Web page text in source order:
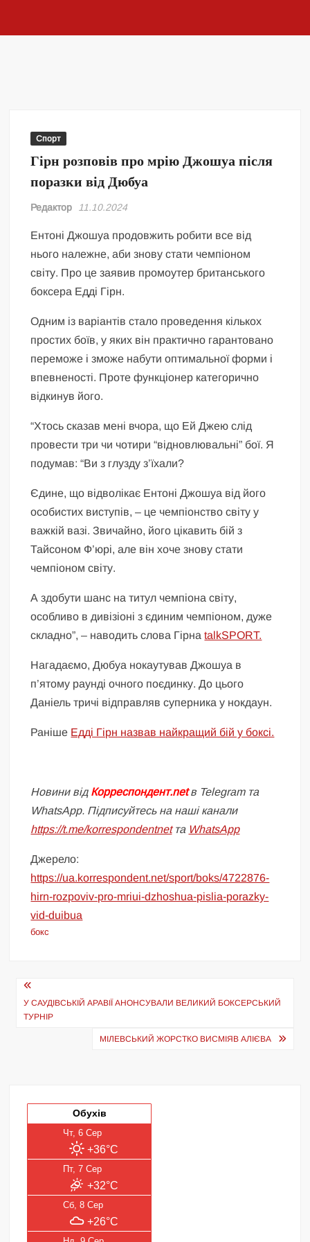
Спорт
Гірн розповів про мрію Джошуа після
поразки від Дюбуа
Редактор 11.10.2024
Ентоні Джошуа продовжить робити все від
нього належне, аби знову стати чемпіоном
світу. Про це заявив промоутер британського
боксера Едді Гірн.
Одним із варіантів стало проведення кількох
простих боїв, у яких він практично гарантовано
переможе і зможе набути оптимальної форми і
впевненості. Проте функціонер категорично
відкинув його.
“Хтось сказав мені вчора, що Ей Джею слід
провести три чи чотири “відновлювальні” бої. Я
подумав: “Ви з глузду з’їхали?
Єдине, що відволікає Ентоні Джошуа від його
особистих виступів, – це чемпіонство світу у
важкій вазі. Звичайно, його цікавить бій з
Тайсоном Ф’юрі, але він хоче знову стати
чемпіоном світу.
А здобути шанс на титул чемпіона світу,
особливо в дивізіоні з єдиним чемпіоном, дуже
складно”, – наводить слова ГірнаtalkSPORT.
Нагадаємо, Дюбуа нокаутував Джошуа в
п’ятому раунді очного поєдинку. До цього
Даніель тричі відправляв суперника у нокдаун.
Раніше Едді Гірн назвав найкращий бій у боксі.
Новини відКорреспондент.netв Telegram та
WhatsApp. Підписуйтесь на наші канали
https://t.me/korrespondentnetта WhatsApp
Джерело:
https://ua.korrespondent.net/sport/boks/4722876-
hirn-rozpoviv-pro-mriui-dzhoshua-pislia-porazky-
vid-duibua
бокс
Навігація
записів
У САУДІВСЬКІЙ АРАВІЇ АНОНСУВАЛИ ВЕЛИКИЙ БОКСЕРСЬКИЙ
ТУРНІР
МІЛЕВСЬКИЙ ЖОРСТКО ВИСМІЯВ АЛІЄВА
Обухів
Чт, 6 Сер
+36°C
Пт, 7 Сер
+32°C
Сб, 8 Сер
+26°C